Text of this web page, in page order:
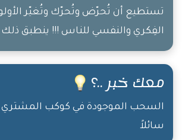
تستطيع أن تُحرّض وتُحرّك وتُغيّر
الفِكري والنفسي للناس !!! ينطبق
الإعلام المرئي والمسموع والمكتوب!
معك خبر ..؟
السحب الموجودة في كوكب المشتري
سائلاً